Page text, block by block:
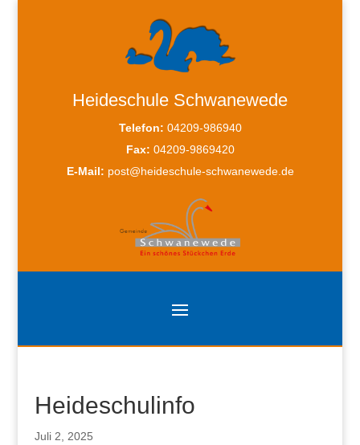
Heideschule Schwanewede
Telefon: 04209-986940
Fax: 04209-9869420
E-Mail: post@heideschule-schwanewede.de
Heideschulinfo
Juli 2, 2025